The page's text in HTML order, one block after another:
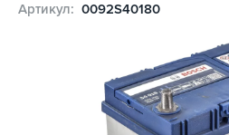
Артикул: 0092S40180